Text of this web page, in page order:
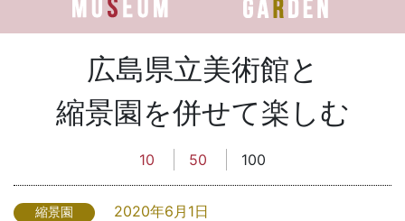
広島県立美術館と
縮景園を併せて楽しむ
10 50 100
縮景園
2020年6月1日